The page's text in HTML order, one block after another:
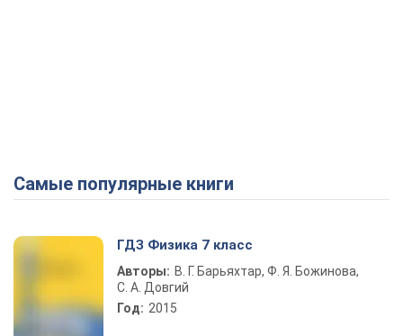
Самые популярные книги
ГДЗ Физика 7 класс
Авторы: В. Г. Барьяхтар, Ф. Я. Божинова,
С. А. Довгий
Год: 2015